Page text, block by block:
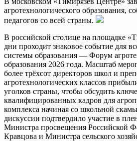
агротехнологического образования,
педагогов со всей страны.
В российской столице на площадке
дни проходит знаковое событие для
системы образования — Форум
образования 2026 года. Масштаб
более трёхсот директоров школ и
агротехнологических классов
уголков страны, чтобы обсудить
квалифицированных кадров для
комплекса начиная со школьной
дискуссии подтвердило участие в
Министра просвещения Российской
Кравцова и Министра сельского